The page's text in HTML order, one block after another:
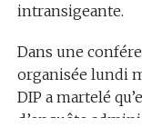
intransigeante.
Dans une
organisée lundi
DIP a martelé
d’enquête